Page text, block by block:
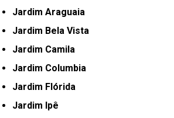
Jardim Araguaia
Jardim Bela Vista
Jardim Camila
Jardim Columbia
Jardim Flórida
Jardim Ipê